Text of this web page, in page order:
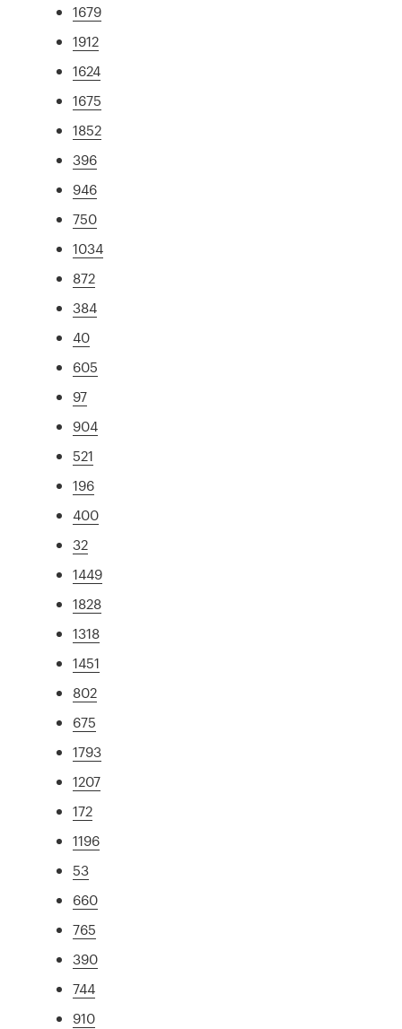
1679
1912
1624
1675
1852
396
946
750
1034
872
384
40
605
97
904
521
196
400
32
1449
1828
1318
1451
802
675
1793
1207
172
1196
53
660
765
390
744
910